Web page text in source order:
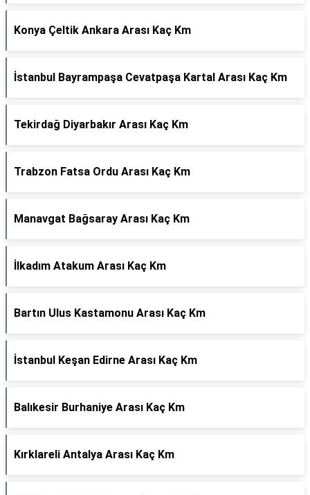
Konya Çeltik Ankara Arası Kaç Km
İstanbul Bayrampaşa Cevatpaşa Kartal Arası Kaç Km
Tekirdağ Diyarbakır Arası Kaç Km
Trabzon Fatsa Ordu Arası Kaç Km
Manavgat Bağsaray Arası Kaç Km
İlkadım Atakum Arası Kaç Km
Bartın Ulus Kastamonu Arası Kaç Km
İstanbul Keşan Edirne Arası Kaç Km
Balıkesir Burhaniye Arası Kaç Km
Kırklareli Antalya Arası Kaç Km